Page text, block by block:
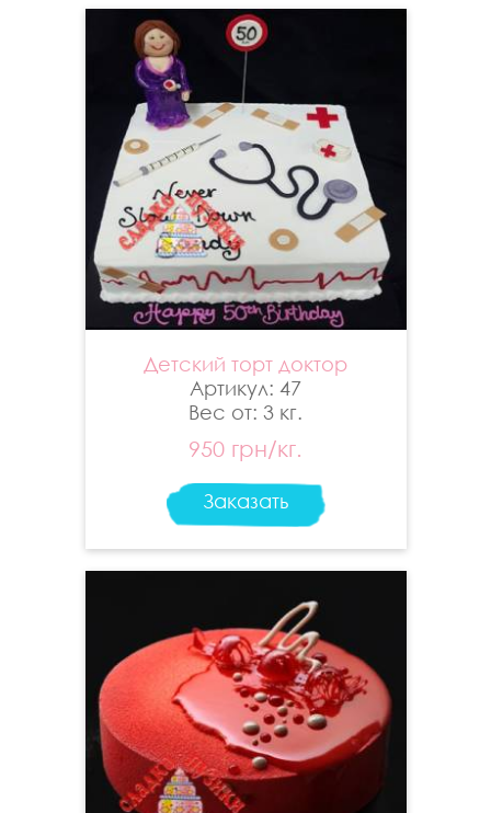
Детский торт доктор
Артикул: 47
Вес от: 3 кг.
950 грн/кг.
Заказать